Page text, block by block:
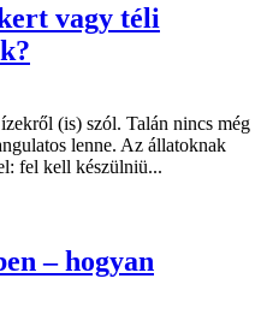
vagy téli
(is) szól. Talán nincs még
lenne. Az állatoknak
fel kell készülniü...
– hogyan